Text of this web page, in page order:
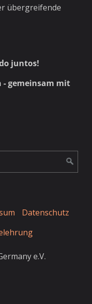
übergreifende
juntos!
- gemeinsam mit
Datenschutz
e.V.